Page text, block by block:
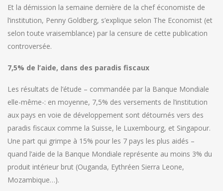
Et la démission la semaine dernière de la chef économiste de
l’institution, Penny Goldberg, s’explique selon The Economist (et
selon toute vraisemblance) par la censure de cette publication
controversée.
7,5% de l’aide, dans des paradis fiscaux
Les résultats de l’étude – commandée par la Banque Mondiale
elle-même-: en moyenne, 7,5% des versements de l’institution
aux pays en voie de développement sont détournés vers des
paradis fiscaux comme la Suisse, le Luxembourg, et Singapour.
Une part qui grimpe à 15% pour les 7 pays les plus aidés –
quand l’aide de la Banque Mondiale représente au moins 3% du
produit intérieur brut (Ouganda, Eythréen Sierra Leone,
Mozambique…).